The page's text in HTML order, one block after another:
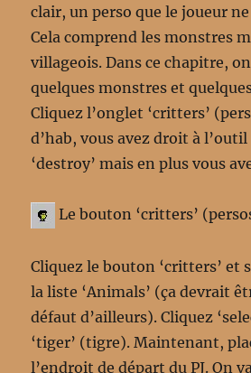
clair, un perso que le joueur
Cela comprend les monstres
villageois. Dans ce chapitre,
quelques monstres et
Cliquez l’onglet ‘critters’
d’hab, vous avez droit à
‘destroy’ mais en plus vous
Le bouton ‘critters’
Cliquez le bouton ‘critters’ et
la liste ‘Animals’ (ça devrait
défaut d’ailleurs). Cliquez
‘tiger’ (tigre). Maintenant,
l’endroit de départ du PJ. On